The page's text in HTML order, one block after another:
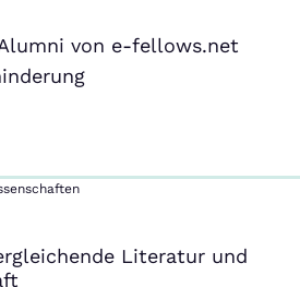
von e-fellows.net
Literatur und